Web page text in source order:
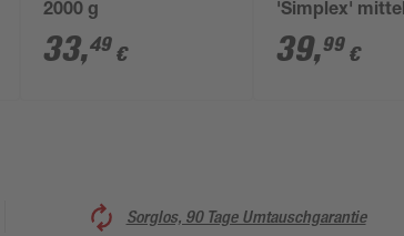
2000 g
33,49 €
'Simplex'
60 mm
39,99 €
Sorglos, 90 Tage Umtauschgarantie